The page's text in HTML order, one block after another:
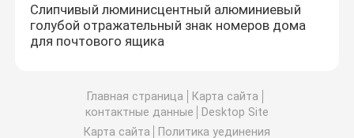
Слипчивый люминисцентный алюминиевый
голубой отражательный знак номеров дома
для почтового ящика
Главная страница
Карта сайта
контактные данные
Desktop Site
Карта сайта
Политика уединения